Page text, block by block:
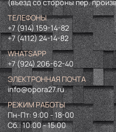
(въезд со стороны пер.
ТЕЛЕФОНЫ
+7 (914) 159-14-82
+7 (4112) 24-14-82
WHATSAPP
+7 (924) 206-62-40
ЭЛЕКТРОННАЯ ПОЧТА
info@opora27.ru
РЕЖИМ РАБОТЫ
Пн-Пт: 9:00 - 18-00
Сб.: 10:00 - 15:00